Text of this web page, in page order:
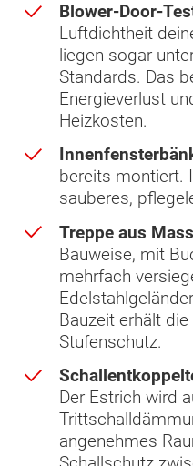
Blower-Door-
Luftdichtheit
liegen sogar
Standards. Das
Energieverlust
Heizkosten.
bereits montiert.
sauberes,
Treppe aus
Bauweise, mit
mehrfach
Bauzeit erhält
Stufenschutz.
Der Estrich wird
angenehmes